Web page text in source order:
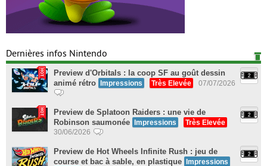
Dernières infos Nintendo
Preview d'Orbitals : la coop SF au goût dessin
animé rétro Impressions Très Elevée 07/07/2026
Preview de Splatoon Raiders : une vie de
Robinson saumonée Impressions
Très Elevée
30/06/2026
Preview de Hot Wheels Infinite Rush : jeu de
course et bac à sable, en plastique Impressions